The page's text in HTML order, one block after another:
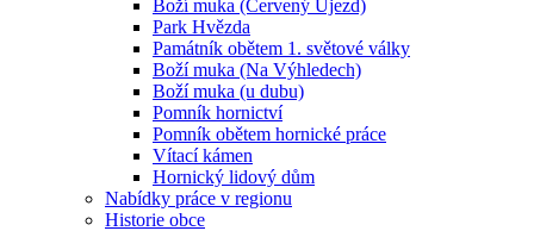
Boží muka (Červený Újezd)
Park Hvězda
Památník obětem 1. světové války
Boží muka (Na Výhledech)
Boží muka (u dubu)
Pomník hornictví
Pomník obětem hornické práce
Vítací kámen
Hornický lidový dům
Nabídky práce v regionu
Historie obce